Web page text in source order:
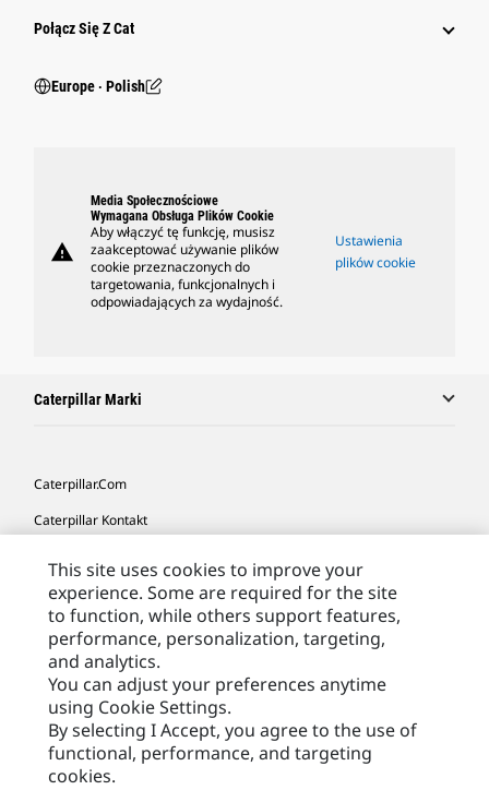
Połącz Się Z Cat
Europe ‧ Polish
warning
Media Społecznościowe
Wymagana Obsługa Plików Cookie
Aby włączyć tę funkcję, musisz
zaakceptować używanie plików
cookie przeznaczonych do
targetowania, funkcjonalnych i
odpowiadających za wydajność.
Ustawienia
plików cookie
Caterpillar Marki
Caterpillar.com
Caterpillar Kontakt
Moje Preferencje Marketingowe
Site Map
Cookie Settings
Legal
Privacy
This site uses cookies to improve your
experience. Some are required for the site
to function, while others support features,
performance, personalization, targeting,
and analytics.
You can adjust your preferences anytime
using Cookie Settings.
By selecting I Accept, you agree to the use of
functional, performance, and targeting
cookies.